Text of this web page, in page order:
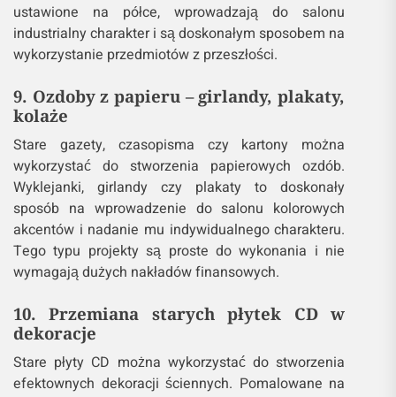
8. Wykorzystanie starych narzędzi jako
dekoracji
Stare narzędzia, takie jak młotki, klucze czy
dekoracyjnymi. Zawieszone na ścianie czy
ustawione na półce, wprowadzają do salonu
industrialny charakter i są doskonałym sposobem na
wykorzystanie przedmiotów z przeszłości.
9. Ozdoby z papieru – girlandy, plakaty,
kolaże
Stare gazety, czasopisma czy kartony można
wykorzystać do stworzenia papierowych ozdób.
sposób na wprowadzenie do salonu kolorowych
akcentów i nadanie mu indywidualnego charakteru.
Tego typu projekty są proste do wykonania i nie
wymagają dużych nakładów finansowych.